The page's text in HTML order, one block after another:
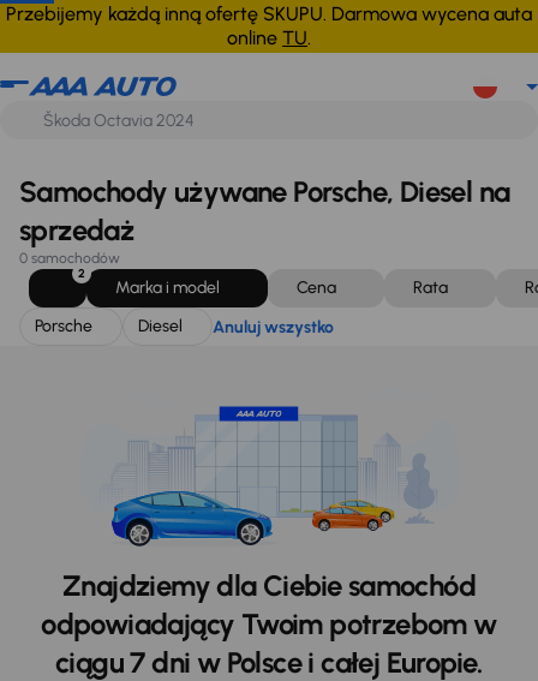
Przebijemy każdą inną ofertę SKUPU. Darmowa wycena auta
online TU.
Porsche Diesel Anuluj wszystko
Samochody używane Porsche, Diesel na
sprzedaż
0 samochodów
2
Marka i model Cena Rata
Porsche
Diesel Anuluj wszystko
Znajdziemy dla Ciebie samochód
odpowiadający Twoim potrzebom w
ciągu 7 dni w Polsce i całej Europie.